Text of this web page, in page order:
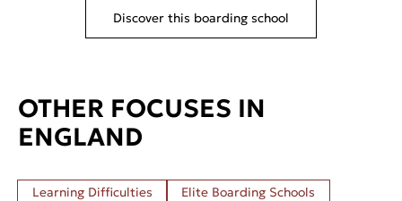
Discover this boarding school
OTHER FOCUSES IN
ENGLAND
Learning Difficulties
Elite Boarding Schools